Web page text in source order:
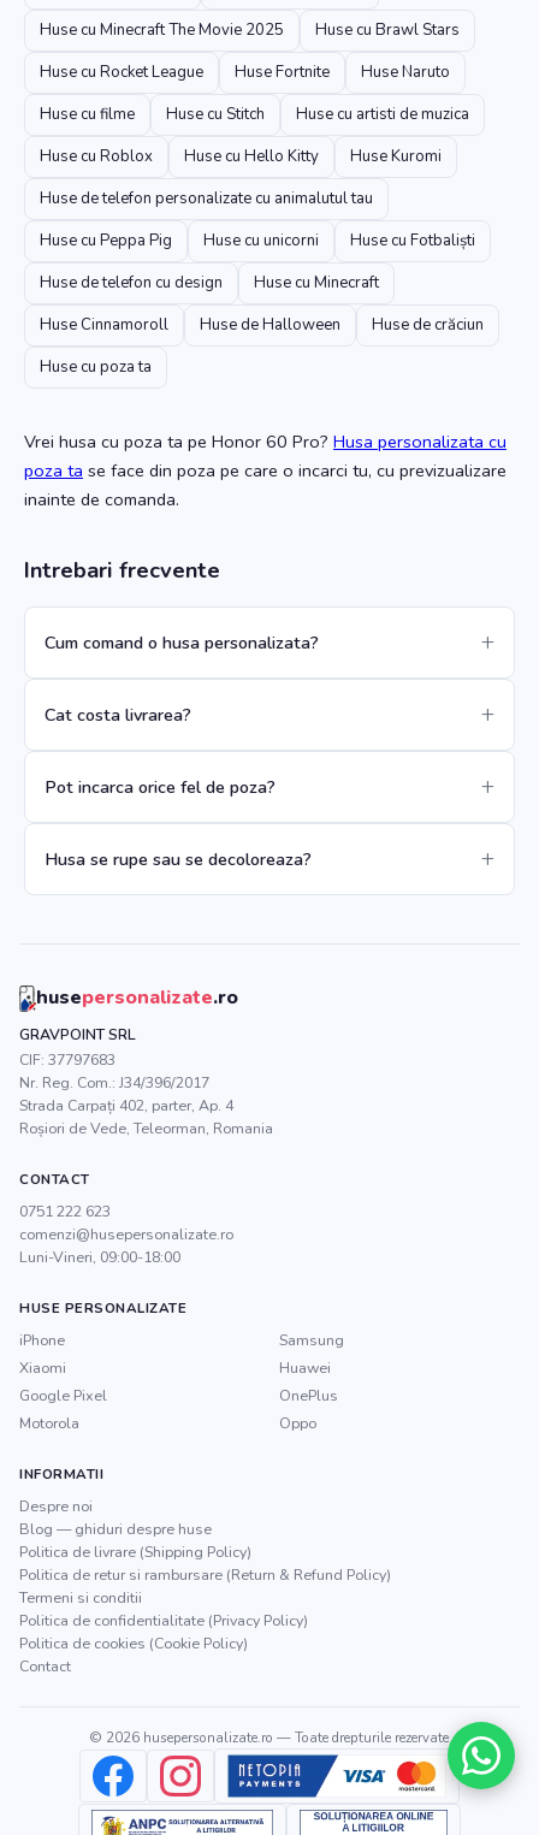
Huse cu Minecraft The Movie 2025
Huse cu Brawl Stars
Huse cu Rocket League
Huse Fortnite
Huse Naruto
Huse cu filme
Huse cu Stitch
Huse cu artisti de muzica
Huse cu Roblox
Huse cu Hello Kitty
Huse Kuromi
Huse de telefon personalizate cu animalutul tau
Huse cu Peppa Pig
Huse cu unicorni
Huse cu Fotbaliști
Huse de telefon cu design
Huse cu Minecraft
Huse Cinnamoroll
Huse de Halloween
Huse de crăciun
Huse cu poza ta
Vrei husa cu poza ta pe Honor 60 Pro? Husa personalizata cu
poza ta se face din poza pe care o incarci tu, cu previzualizare
inainte de comanda.
Intrebari frecvente
Cum comand o husa personalizata?
Cat costa livrarea?
Pot incarca orice fel de poza?
Husa se rupe sau se decoloreaza?
husepersonalizate.ro
GRAVPOINT SRL
CIF: 37797683
Nr. Reg. Com.: J34/396/2017
Strada Carpați 402, parter, Ap. 4
Roșiori de Vede,Teleorman, Romania
CONTACT
0751 222 623
comenzi@husepersonalizate.ro
Luni-Vineri, 09:00-18:00
HUSE PERSONALIZATE
iPhone
Samsung
Xiaomi
Huawei
Google Pixel
OnePlus
Motorola
Oppo
INFORMATII
Despre noi
Blog — ghiduri despre huse
Politica de livrare (Shipping Policy)
Politica de retur si rambursare (Return & Refund Policy)
Termeni si conditii
Politica de confidentialitate (Privacy Policy)
Politica de cookies (Cookie Policy)
Contact
© 2026 husepersonalizate.ro — Toate drepturile rezervate